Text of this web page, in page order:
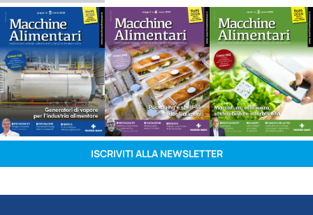
ISCRIVITI ALLA NEWSLETTER